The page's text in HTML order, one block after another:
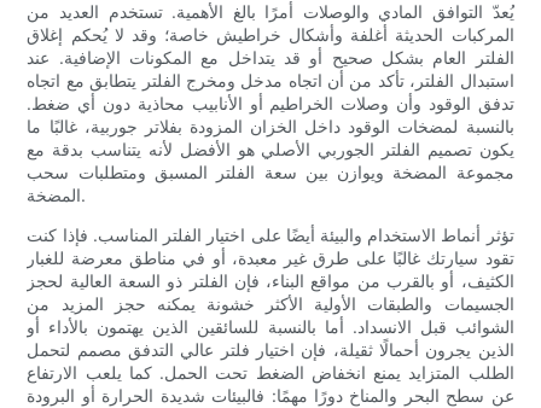
يُعدّ التوافق المادي والوصلات أمرًا بالغ الأهمية. تستخدم العديد من
المركبات الحديثة أغلفة وأشكال خراطيش خاصة؛ وقد لا يُحكم إغلاق
الفلتر العام بشكل صحيح أو قد يتداخل مع المكونات الإضافية. عند
استبدال الفلتر، تأكد من أن اتجاه مدخل ومخرج الفلتر يتطابق مع اتجاه
تدفق الوقود وأن وصلات الخراطيم أو الأنابيب محاذية دون أي ضغط.
بالنسبة لمضخات الوقود داخل الخزان المزودة بفلاتر جوربية، غالبًا ما
يكون تصميم الفلتر الجوربي الأصلي هو الأفضل لأنه يتناسب بدقة مع
مجموعة المضخة ويوازن بين سعة الفلتر المسبق ومتطلبات سحب
المضخة.
تؤثر أنماط الاستخدام والبيئة أيضًا على اختيار الفلتر المناسب. فإذا كنت
تقود سيارتك غالبًا على طرق غير معبدة، أو في مناطق معرضة للغبار
الكثيف، أو بالقرب من مواقع البناء، فإن الفلتر ذو السعة العالية لحجز
الجسيمات والطبقات الأولية الأكثر خشونة يمكنه حجز المزيد من
الشوائب قبل الانسداد. أما بالنسبة للسائقين الذين يهتمون بالأداء أو
الذين يجرون أحمالًا ثقيلة، فإن اختيار فلتر عالي التدفق مصمم لتحمل
الطلب المتزايد يمنع انخفاض الضغط تحت الحمل. كما يلعب الارتفاع
عن سطح البحر والمناخ دورًا مهمًا: فالبيئات شديدة الحرارة أو البرودة